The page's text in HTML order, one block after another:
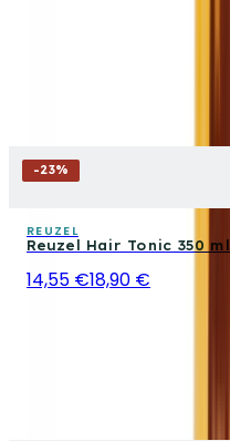
-23%
REUZEL
Reuzel Hair Tonic 350 ml
14,55 €18,90 €